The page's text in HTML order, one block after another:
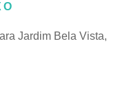
Jardim Bela Vista,